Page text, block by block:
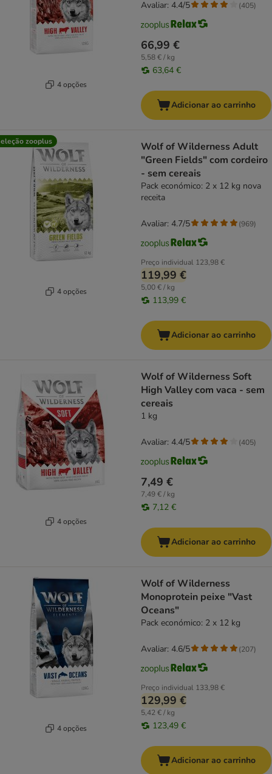
4 opções
66,99 €
5,58 € / kg
63,64 €
Avaliar: 4.4/5 (405)
Adicionar ao carrinho
zooplus
4 opções
Wolf of Wilderness Adult
"Green Fields" com cordeiro
- sem cereais
Pack económico: 2 x 12 kg nova
receita
Preço individual 123,98 €
119,99 €
5,00 € / kg
113,99 €
Avaliar: 4.7/5 (969)
Adicionar ao carrinho
4 opções
Wolf of Wilderness Soft
High Valley com vaca - sem
cereais
1 kg
7,49 €
7,49 € / kg
7,12 €
Avaliar: 4.4/5 (405)
Adicionar ao carrinho
4 opções
Wolf of Wilderness
Monoprotein peixe "Vast
Oceans"
Pack económico: 2 x 12 kg
Preço individual 133,98 €
129,99 €
5,42 € / kg
123,49 €
Avaliar: 4.6/5 (207)
Adicionar ao carrinho